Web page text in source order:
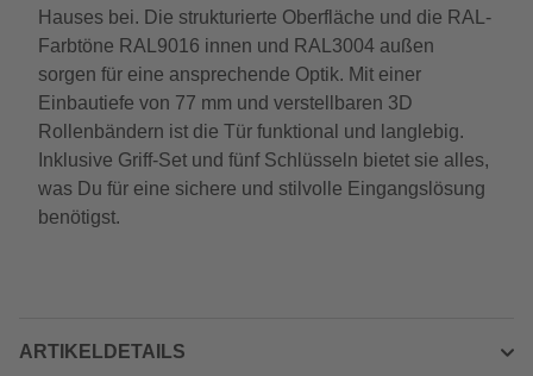
Hauses bei. Die strukturierte Oberfläche und die RAL-
Farbtöne RAL9016 innen und RAL3004 außen
sorgen für eine ansprechende Optik. Mit einer
Einbautiefe von 77 mm und verstellbaren 3D
Rollenbändern ist die Tür funktional und langlebig.
Inklusive Griff-Set und fünf Schlüsseln bietet sie alles,
was Du für eine sichere und stilvolle Eingangslösung
benötigst.
ARTIKELDETAILS